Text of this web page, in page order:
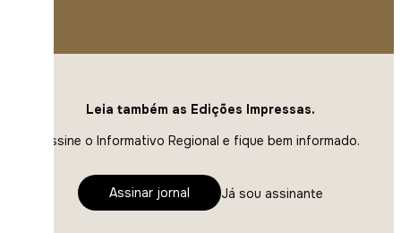
Leia também as Edições Impressas.
Assine o Informativo Regional e fique bem informado.
Assinar jornal Já sou assinante